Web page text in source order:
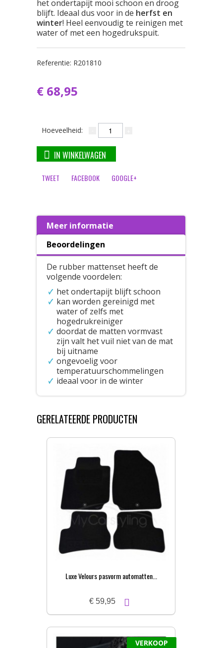
het ondertapijt mooi schoon en droog
blijft. Ideaal dus voor in de herfst en
winter! Heel eenvoudig te reinigen met
water of met een hogedrukspuit.
Referentie: R201810
€ 68,95
Hoeveelheid:
IN WINKELWAGEN
TWEET FACEBOOK GOOGLE+
Meer informatie
Beoordelingen
De rubber mattenset heeft de
volgende voordelen:
het ondertapijt blijft schoon
kan worden gereinigd met
water of zelfs met
hogedrukreiniger
doordat de matten vormvast
zijn valt het vuil niet van de mat
bij uitname
ongevoelig voor
temperatuurschommelingen
ideaal voor in de winter
GERELATEERDE PRODUCTEN
Luxe Velours pasvorm automatten...
€ 59,95
VERKOOP